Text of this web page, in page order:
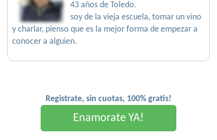
43 años de Toledo.
soy de la vieja escuela, tomar un vino
y charlar, pienso que es la mejor forma de empezar a
conocer a alguien.
Registrate, sin cuotas, 100% gratis!
Enamorate YA!